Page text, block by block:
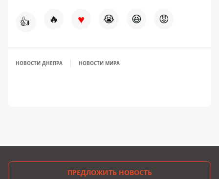
👍 🔥 ♥ 😭 😆 😡
НОВОСТИ ДНЕПРА НОВОСТИ МИРА
ПРЕДЛОЖИТЬ НОВОСТЬ